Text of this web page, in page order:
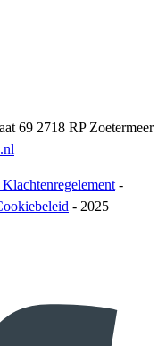
69 2718 RP Zoetermeer
-
- 2025